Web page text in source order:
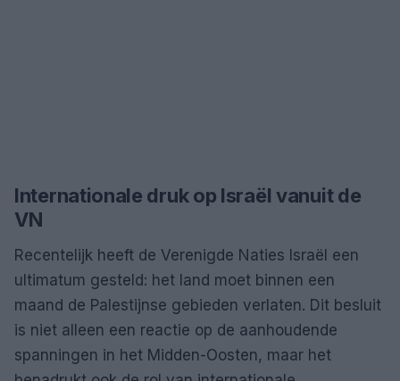
Internationale druk op Israël vanuit de
VN
Recentelijk heeft de Verenigde Naties Israël een
ultimatum gesteld: het land moet binnen een
maand de Palestijnse gebieden verlaten. Dit besluit
is niet alleen een reactie op de aanhoudende
spanningen in het Midden-Oosten, maar het